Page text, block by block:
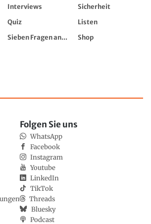
Interviews
Sicherheit
Quiz
Listen
Sieben Fragen an...
Shop
Folgen Sie uns
WhatsApp
Facebook
Instagram
Youtube
LinkedIn
TikTok
Threads
Bluesky
Podcast